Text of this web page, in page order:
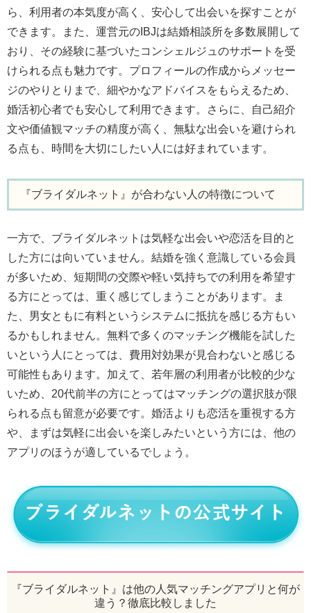
ら、利用者の本気度が高く、安心して出会いを探すことが
できます。また、運営元のIBJは結婚相談所を多数展開して
おり、その経験に基づいたコンシェルジュのサポートを受
けられる点も魅力です。プロフィールの作成からメッセー
ジのやりとりまで、細やかなアドバイスをもらえるため、
婚活初心者でも安心して利用できます。さらに、自己紹介
文や価値観マッチの精度が高く、無駄な出会いを避けられ
る点も、時間を大切にしたい人には好まれています。
『ブライダルネット』が合わない人の特徴について
一方で、ブライダルネットは気軽な出会いや恋活を目的と
した方には向いていません。結婚を強く意識している会員
が多いため、短期間の交際や軽い気持ちでの利用を希望す
る方にとっては、重く感じてしまうことがあります。ま
た、男女ともに有料というシステムに抵抗を感じる方もい
るかもしれません。無料で多くのマッチング機能を試した
いという人にとっては、費用対効果が見合わないと感じる
可能性もあります。加えて、若年層の利用者が比較的少な
いため、20代前半の方にとってはマッチングの選択肢が限
られる点も留意が必要です。婚活よりも恋活を重視する方
や、まずは気軽に出会いを楽しみたいという方には、他の
アプリのほうが適しているでしょう。
『ブライダルネット』は他の人気マッチングアプリと何が
違う？徹底比較しました